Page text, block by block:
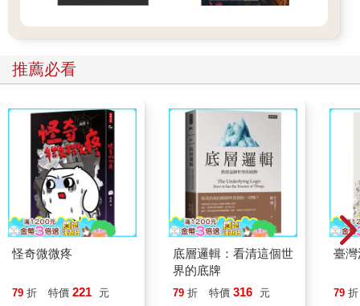
推薦必看
怪奇微微疼
79 折 特價 221 元
底層邏輯：看清這個世
界的底牌
79 折 特價 316 元
臺
79 折